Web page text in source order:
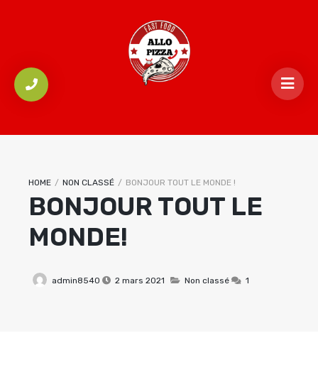
HOME / NON CLASSÉ / BONJOUR TOUT LE MONDE !
BONJOUR TOUT LE
MONDE!
admin8540 2 mars 2021 Non classé 1